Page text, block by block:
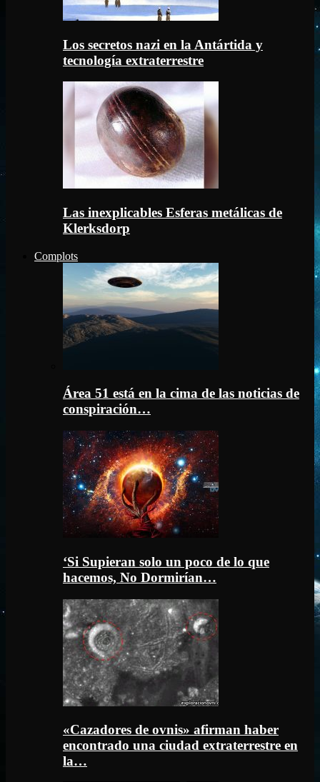
Los secretos nazi en la Antártida y
tecnología extraterrestre
Las inexplicables Esferas metálicas de
Klerksdorp
Complots
Área 51 está en la cima de las noticias de
conspiración…
‘Si Supieran solo un poco de lo que
hacemos, No Dormirían…
«Cazadores de ovnis» afirman haber
encontrado una ciudad extraterrestre en
la…